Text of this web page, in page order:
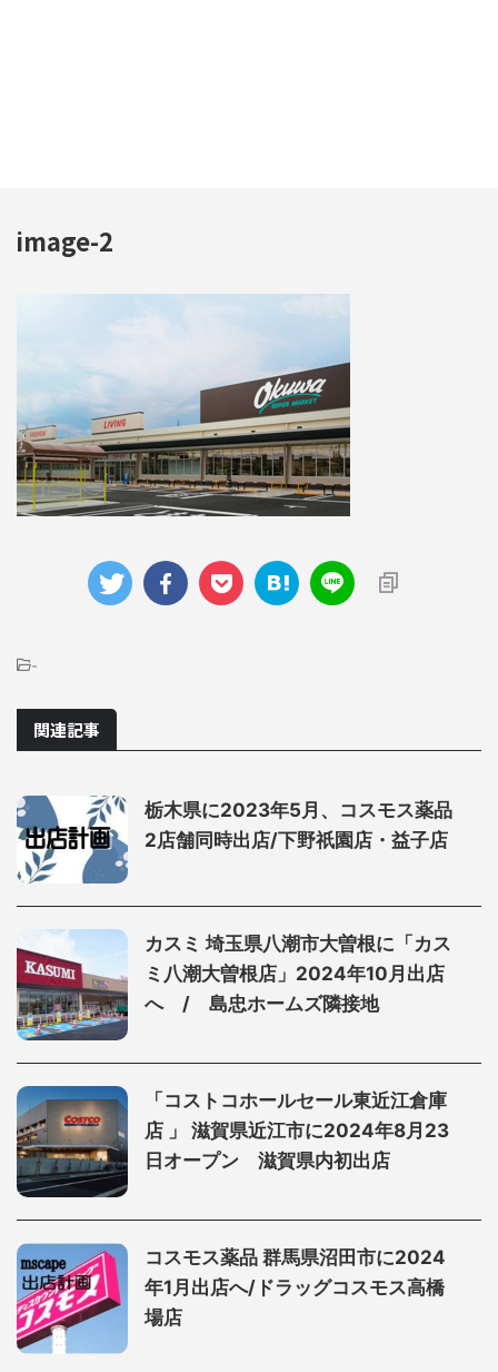
image-2
-
関連記事
栃木県に2023年5月、コスモス薬品
2店舗同時出店/下野祇園店・益子店
カスミ 埼玉県八潮市大曽根に「カス
ミ八潮大曽根店」2024年10月出店
へ / 島忠ホームズ隣接地
「コストコホールセール東近江倉庫
店 」 滋賀県近江市に2024年8月23
日オープン 滋賀県内初出店
コスモス薬品 群馬県沼田市に2024
年1月出店へ/ドラッグコスモス高橋
場店